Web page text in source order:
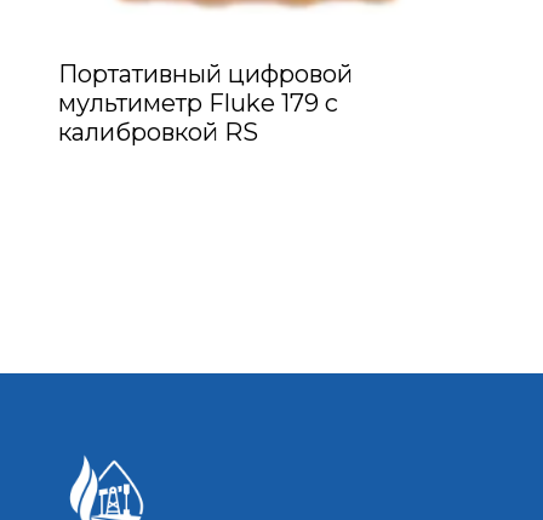
Портативный цифровой
мультиметр Fluke 179 с
калибровкой RS